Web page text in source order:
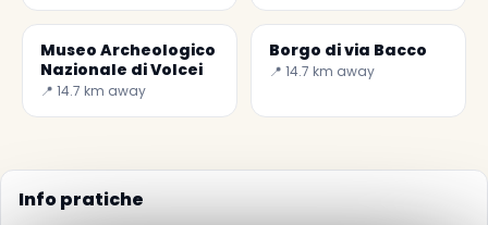
Museo Archeologico
Nazionale di Volcei
📍 14.7 km away
Borgo di via Bacco
📍 14.7 km away
Info pratiche